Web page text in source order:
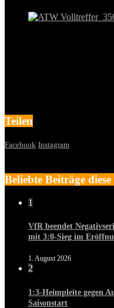
Teilen
Facebook Instagram
Beliebte Beiträge diese
1
VfR beendet
mit 3:0-Sieg im
1. August 2026
2
1:3-Heimpleite gegen
Saisonstart